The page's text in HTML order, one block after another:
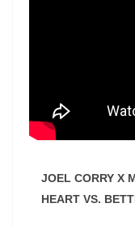
JOEL CORRY X
HEART VS.